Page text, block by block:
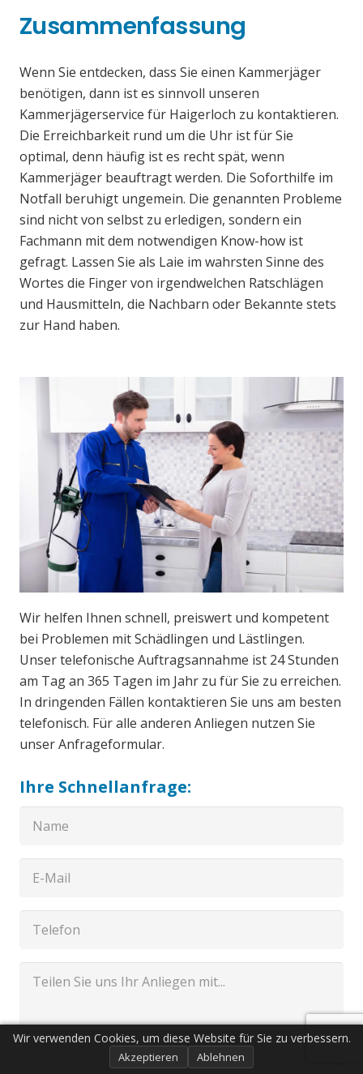
Zusammenfassung
Wenn Sie entdecken, dass Sie einen Kammerjäger
benötigen, dann ist es sinnvoll unseren
Kammerjägerservice für Haigerloch zu kontaktieren.
Die Erreichbarkeit rund um die Uhr ist für Sie
optimal, denn häufig ist es recht spät, wenn
Kammerjäger beauftragt werden. Die Soforthilfe im
Notfall beruhigt ungemein. Die genannten Probleme
sind nicht von selbst zu erledigen, sondern ein
Fachmann mit dem notwendigen Know-how ist
gefragt. Lassen Sie als Laie im wahrsten Sinne des
Wortes die Finger von irgendwelchen Ratschlägen
und Hausmitteln, die Nachbarn oder Bekannte stets
zur Hand haben.
Wir helfen Ihnen schnell, preiswert und kompetent
bei Problemen mit Schädlingen und Lästlingen.
Unser telefonische Auftragsannahme ist 24 Stunden
am Tag an 365 Tagen im Jahr zu für Sie zu erreichen.
In dringenden Fällen kontaktieren Sie uns am besten
telefonisch. Für alle anderen Anliegen nutzen Sie
unser Anfrageformular.
Ihre Schnellanfrage:
Wir verwenden Cookies, um diese Website für Sie zu verbessern.
Akzeptieren Ablehnen